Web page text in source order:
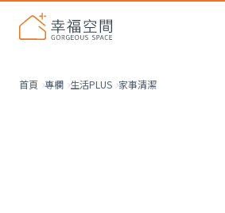
首頁 專欄 生活PLUS 家事清潔